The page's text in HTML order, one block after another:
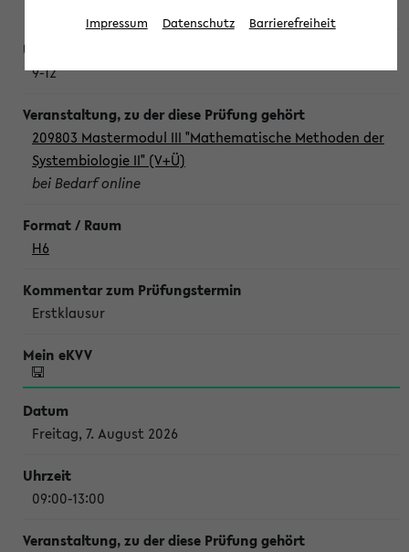
9-12
209803 Mastermodul III "Mathematische Methoden der
Systembiologie II" (V+Ü)
bei Bedarf online
H6
Erstklausur
Freitag, 7. August 2026
09:00-13:00
Impressum Datenschutz Barrierefreiheit